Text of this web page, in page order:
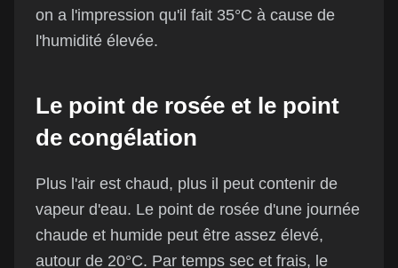
on a l'impression qu'il fait 35°C à cause de
l'humidité élevée.
Le point de rosée et le point
de congélation
Plus l'air est chaud, plus il peut contenir de
vapeur d'eau. Le point de rosée d'une journée
chaude et humide peut être assez élevé,
autour de 20°C. Par temps sec et frais, le